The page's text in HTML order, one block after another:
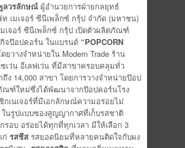
ลวรลักษณ์ ผู้อำนวยการฝ่ายกลยุทธ์
ท เมเจอร์ ซีนีเพล็กซ์ กรุ้ป จำกัด (มหาชน)
มเจอร์ ซีนีเพล็กซ์ กรุ้ป เปิดตัวผลิตภัณฑ์
จป๊อปคอร์น ในแบรนด์ “POPCORN
ยวางจำหน่ายใน Modern Trade ร้าน
เว่น อีเลฟเว่น ที่มีสาขาครอบคลุมทั่ว
ถึง 14,000 สาขา โดยการวางจำหน่ายป๊อป
ณฑ์ใหม่ซึ่งได้พัฒนาจากป๊อปคอร์นโรง
กเนเจอร์ที่มีเอกลักษณ์ความอร่อยไม่
ในรูปแบบซองสูญญากาศที่เก็บรสชาติ
รอบ อร่อยได้ทุกที่ทุกเวลา มีให้เลือก 3
ก่ รสชีส รสยอดนิยมที่หลายคนติดใจกับผง